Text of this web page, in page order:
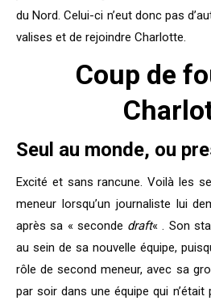
du Nord. Celui-ci n’eut donc pas
valises et de rejoindre Charlotte.
Coup de
Seul au monde, ou
Excité et sans rancune. Voilà les
meneur lorsqu’un journaliste lui
après sa « seconde draft« . Son
au sein de sa nouvelle équipe,
rôle de second meneur, avec sa
par soir dans une équipe qui